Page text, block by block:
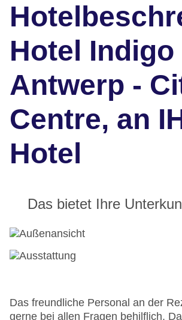
Hotel Indigo
Antwerp -
Centre, an
Hotel
Das bietet Ihre
Das freundliche Personal an der
gerne bei allen Fragen behilflich.